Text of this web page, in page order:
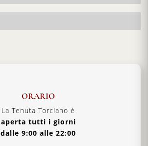
ORARIO
La Tenuta Torciano è
aperta tutti i giorni
dalle 9:00 alle 22:00